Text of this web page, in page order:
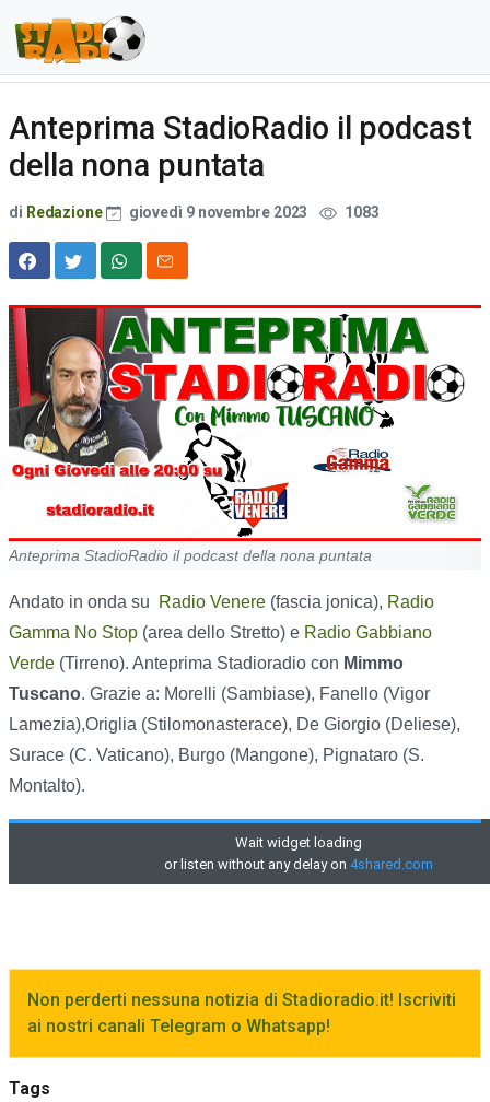
Anteprima StadioRadio il podcast
della nona puntata
di Redazione giovedì 9 novembre 2023 1083
Anteprima StadioRadio il podcast della nona puntata
Andato in onda su Radio Venere (fascia jonica), Radio
Gamma No Stop (area dello Stretto) e Radio Gabbiano
Verde (Tirreno). Anteprima Stadioradio con Mimmo
Tuscano. Grazie a: Morelli (Sambiase), Fanello (Vigor
Lamezia),Origlia (Stilomonasterace), De Giorgio (Deliese),
Surace (C. Vaticano), Burgo (Mangone), Pignataro (S.
Montalto).
Non perderti nessuna notizia di Stadioradio.it! Iscriviti
ai nostri canali Telegram o Whatsapp!
Tags